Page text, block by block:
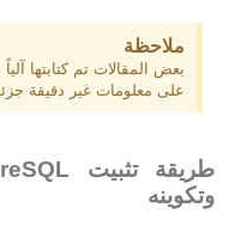
ملاحظة
بعض المقالات تم كتابتها
على معلومات غير دقيقة
وتكوينه